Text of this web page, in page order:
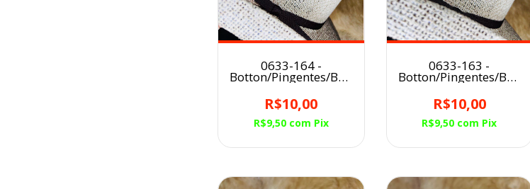
0633-164 -
Botton/Pingentes/Broche
para Chapéu GUZERA
R$10,00
R$9,50 com Pix
0633-163 -
Botton/Pingentes/Broche
para Chapéu BRASIL
R$10,00
R$9,50 com Pix